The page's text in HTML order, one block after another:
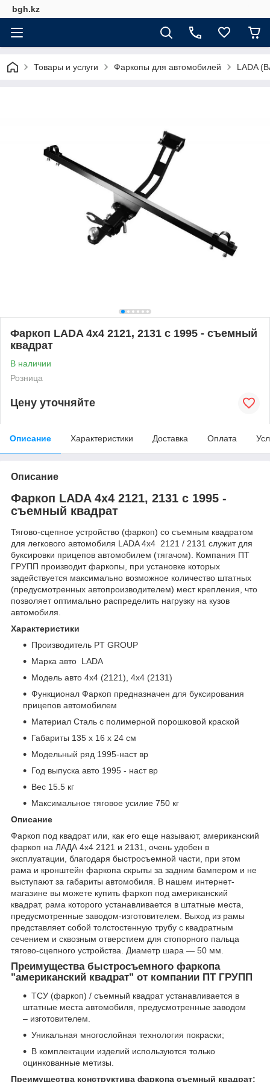
bgh.kz
Товары и услуги Фаркопы для автомобилей LADA
Фаркоп LADA 4x4 2121, 2131 с 1995 - съемный
квадрат
В наличии
Розница
Цену уточняйте
Описание Характеристики Доставка Оплата
Описание
Фаркоп LADA 4x4 2121, 2131 с 1995 -
съемный квадрат
Тягово-сцепное устройство (фаркоп) со съемным квадратом
для легкового автомобиля LADA 4x4 2121 / 2131 служит для
буксировки прицепов автомобилем (тягачом). Компания ПТ
ГРУПП производит фаркопы, при установке которых
задействуется максимально возможное количество штатных
(предусмотренных автопроизводителем) мест крепления, что
позволяет оптимально распределить нагрузку на кузов
автомобиля.
Характеристики
Производитель PT GROUP
Марка авто LADA
Модель авто 4x4 (2121), 4x4 (2131)
Функционал Фаркоп предназначен для буксирования
прицепов автомобилем
Материал Сталь с полимерной порошковой краской
Габариты 135 х 16 х 24 см
Модельный ряд 1995-наст вр
Год выпуска авто 1995 - наст вр
Вес 15.5 кг
Максимальное тяговое усилие 750 кг
Описание
Фаркоп под квадрат или, как его еще называют, американский
фаркоп на ЛАДА 4x4 2121 и 2131, очень удобен в
эксплуатации, благодаря быстросъемной части, при этом
рама и кронштейн фаркопа скрыты за задним бампером и не
выступают за габариты автомобиля. В нашем интернет-
магазине вы можете купить фаркоп под американский
квадрат, рама которого устанавливается в штатные места,
предусмотренные заводом-изготовителем. Выход из рамы
представляет собой толстостенную трубу с квадратным
сечением и сквозным отверстием для стопорного пальца
тягово-сцепного устройства. Диаметр шара — 50 мм.
Преимущества быстросъемного фаркопа
"американский квадрат" от компании ПТ ГРУПП
ТСУ (фаркоп) / съемный квадрат устанавливается в
штатные места автомобиля, предусмотренные заводом
– изготовителем.
Уникальная многослойная технология покраски;
В комплектации изделий используются только
оцинкованные метизы.
Преимущества конструктива фаркопа съемный квадрат: